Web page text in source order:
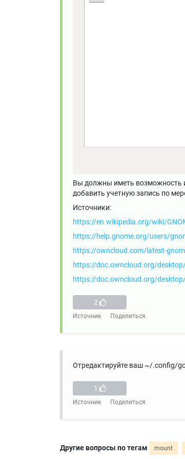
Вы должны иметь возможность
добавить учетную запись по
Источники:
https://en.wikipedia.org/wiki/
https://help.gnome.org/users/
https://owncloud.com/latest-
https://doc.owncloud.org/
https://doc.owncloud.org/
2
Источник Поделиться
Отредактируйте ваш ~/.config/
1
Источник Поделиться
Другие вопросы по тегам mount